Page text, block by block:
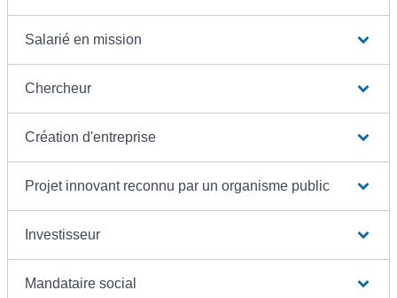
Salarié en mission
Chercheur
Création d'entreprise
Projet innovant reconnu par un organisme public
Investisseur
Mandataire social